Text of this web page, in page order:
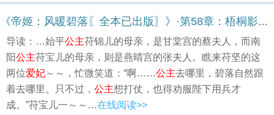
《帝姬：风暖碧落〖全本已出版〗》·第58章：梧桐影 凤鸣高岗恨幽独（五）
导读：…始平公主苻锦儿的母亲，是甘棠宫的蔡夫人，而南
阳公主苻宝儿的母亲，则是燕晴宫的张夫人。瞧来苻坚的这
两位爱妃～～，忙微笑道：“啊……公主去哪里，碧落自然跟
着去哪里。只不过， 公主想打仗，也得劝服陛下用兵才
成。”苻宝儿一～～…在线阅读>>